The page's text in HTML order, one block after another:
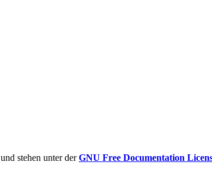
und stehen unter derGNU Free Documentation